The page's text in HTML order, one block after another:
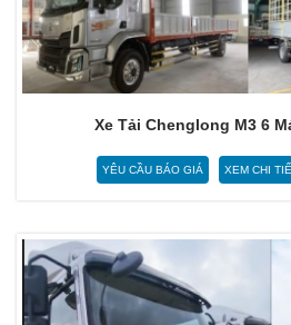
Xe Tải Chenglong M3 6
YÊU CẦU BÁO GIÁ XEM CHI